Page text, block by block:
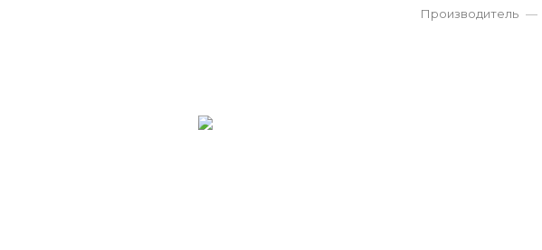
Производитель —